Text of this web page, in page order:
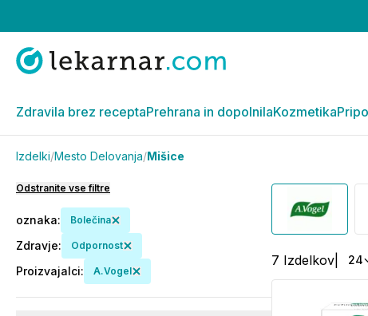
Zdravila brez receptaPrehrana in dopolnilaKozmetika
Izdelki/Mesto Delovanja/Mišice
Odstranite vse filtre
oznaka: Bolečina
Zdravje: Odpornost
Proizvajalci: A.Vogel
7 Izdelkov 24